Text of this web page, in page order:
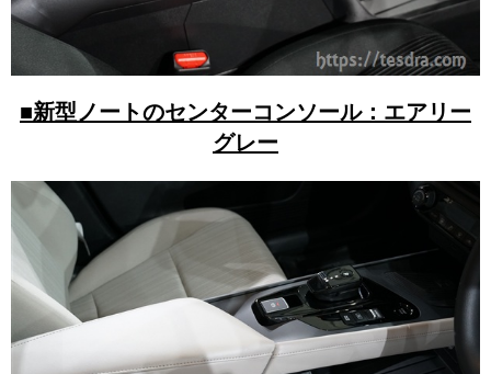
■新型ノートのセンターコンソール：エアリー
グレー